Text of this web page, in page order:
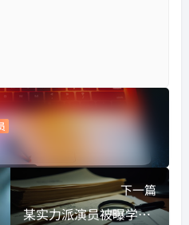
下一篇
某实力派演员被曝学历造假，博士学位疑点重重